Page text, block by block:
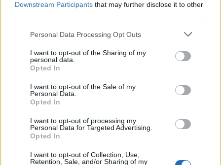
Downstream Participants that may further disclose it to other
Personal Data Processing Opt Outs
I want to opt-out of the Sharing of my
personal data.
Opted In
I want to opt-out of the Sale of my
Personal Data.
Opted In
I want to opt-out of processing my
Personal Data for Targeted Advertising.
Opted In
I want to opt-out of Collection, Use,
Retention, Sale, and/or Sharing of my
DATI E RICERCHE
Silvia Antonini 15/05/2026
Audiradio: gli ascolti crescono nei primi tre mesi del
2026, RTL 102.5 si conferma leader nazionale nel
giorno medio